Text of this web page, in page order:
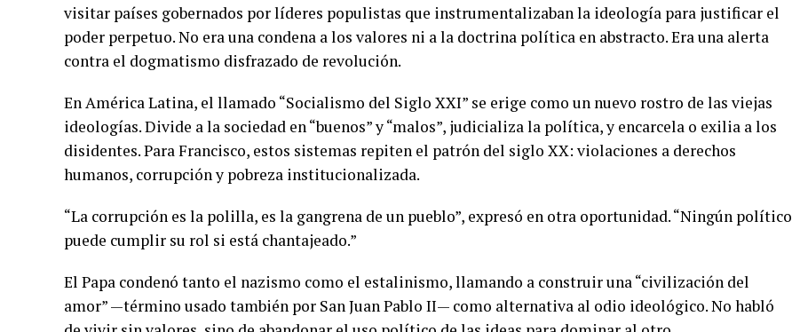
visitar países gobernados por líderes populistas que instrumentalizaban la ideología para justificar el
poder perpetuo. No era una condena a los valores ni a la doctrina política en abstracto. Era una alerta
contra el dogmatismo disfrazado de revolución.
En América Latina, el llamado “Socialismo del Siglo XXI” se erige como un nuevo rostro de las viejas
ideologías. Divide a la sociedad en “buenos” y “malos”, judicializa la política, y encarcela o exilia a los
disidentes. Para Francisco, estos sistemas repiten el patrón del siglo XX: violaciones a derechos
humanos, corrupción y pobreza institucionalizada.
“La corrupción es la polilla, es la gangrena de un pueblo”, expresó en otra oportunidad. “Ningún político
puede cumplir su rol si está chantajeado.”
El Papa condenó tanto el nazismo como el estalinismo, llamando a construir una “civilización del
amor” —término usado también por San Juan Pablo II— como alternativa al odio ideológico. No habló